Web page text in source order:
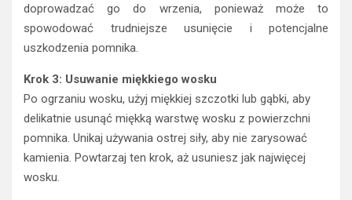
doprowadzać go do wrzenia, ponieważ może to
spowodować trudniejsze usunięcie i potencjalne
uszkodzenia pomnika.
Krok 3: Usuwanie miękkiego wosku
Po ogrzaniu wosku, użyj miękkiej szczotki lub gąbki, aby
delikatnie usunąć miękką warstwę wosku z powierzchni
pomnika. Unikaj używania ostrej siły, aby nie zarysować
kamienia. Powtarzaj ten krok, aż usuniesz jak najwięcej
wosku.